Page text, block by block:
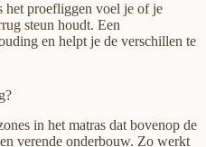
het proefliggen voel je of je
steun houdt. Een
en helpt je de verschillen te
in het matras dat bovenop de
verende onderbouw. Zo werkt